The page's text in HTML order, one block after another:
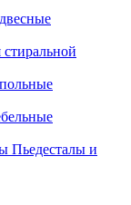
стиральной
Пьедесталы и